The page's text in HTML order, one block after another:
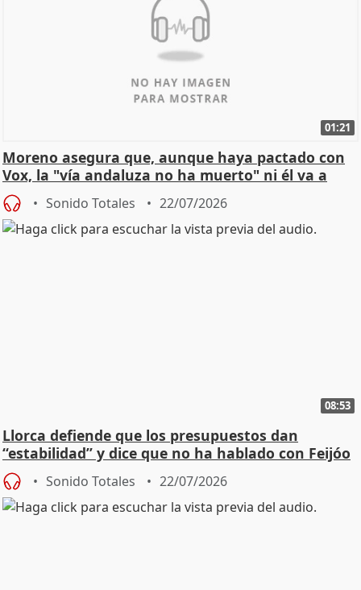
01:21
Moreno asegura que, aunque haya pactado con
Vox, la "vía andaluza no ha muerto" ni él va a
"cambiar"
Sonido Totales 22/07/2026
08:53
Llorca defiende que los presupuestos dan
“estabilidad” y dice que no ha hablado con Feijóo
Sonido Totales 22/07/2026